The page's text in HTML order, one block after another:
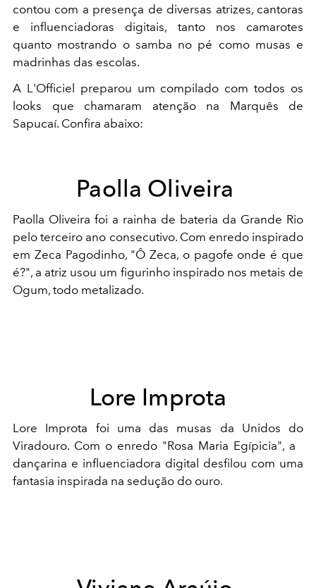
contou com a presença de diversas atrizes, cantoras
e influenciadoras digitais, tanto nos camarotes
quanto mostrando o samba no pé como musas e
madrinhas das escolas.
A L'Officiel preparou um compilado com todos os
looks que chamaram atenção na Marquês de
Sapucaí. Confira abaixo:
Paolla Oliveira
Paolla Oliveira foi a rainha de bateria da Grande Rio
pelo terceiro ano consecutivo. Com enredo inspirado
em Zeca Pagodinho, "Ô Zeca, o pagofe onde é que
é?", a atriz usou um figurinho inspirado nos metais de
Ogum, todo metalizado.
Lore Improta
Lore Improta foi uma das musas da Unidos do
Viradouro. Com o enredo "Rosa Maria Egípicia", a
dançarina e influenciadora digital desfilou com uma
fantasia inspirada na sedução do ouro.